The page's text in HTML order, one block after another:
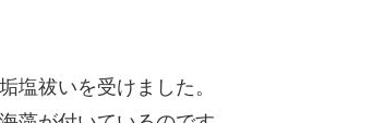
塩祓いを受けました。